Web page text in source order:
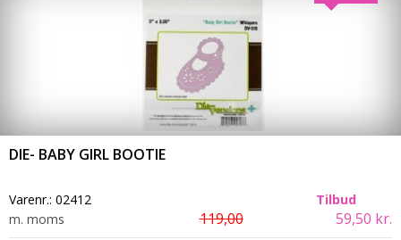
DIE- BABY GIRL BOOTIE
Varenr.: 02412
Tilbud
m. moms
119,00 59,50 kr.